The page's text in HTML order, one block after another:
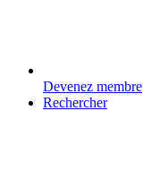
Devenez membre
Rechercher